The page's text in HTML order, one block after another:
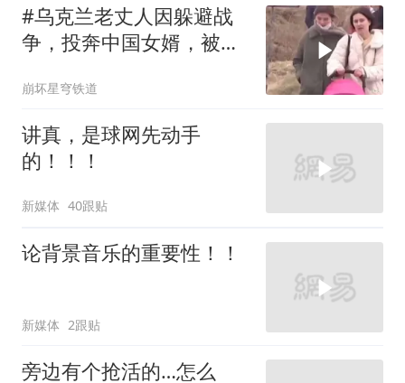
#乌克兰老丈人因躲避战
争，投奔中国女婿，被眼
崩坏星穹铁道
讲真，是球网先动手
的！！！
新媒体 40跟贴
论背景音乐的重要性！！
新媒体 2跟贴
旁边有个抢活的…怎么